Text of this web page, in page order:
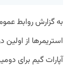
به گزارش روابط
استریمرها از اولین
آپارات گیم برای